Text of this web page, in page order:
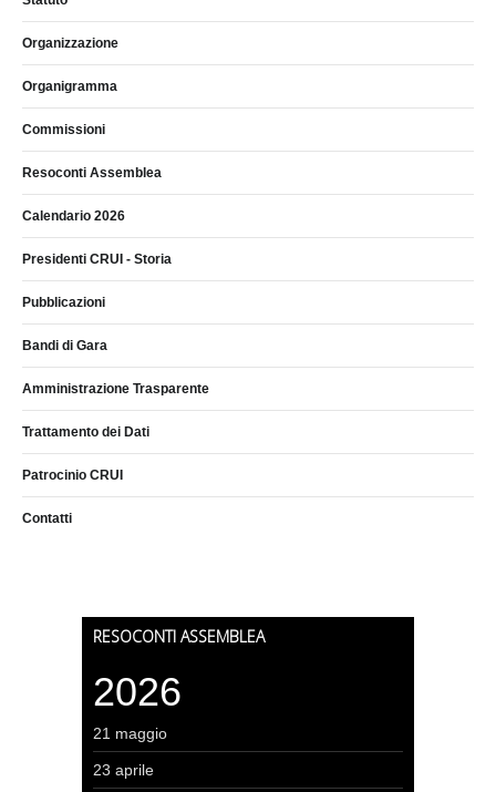
Organizzazione
Organigramma
Commissioni
Resoconti Assemblea
Calendario 2026
Presidenti CRUI - Storia
Pubblicazioni
Bandi di Gara
Amministrazione Trasparente
Trattamento dei Dati
Patrocinio CRUI
Contatti
RESOCONTI ASSEMBLEA
2026
21 maggio
23 aprile